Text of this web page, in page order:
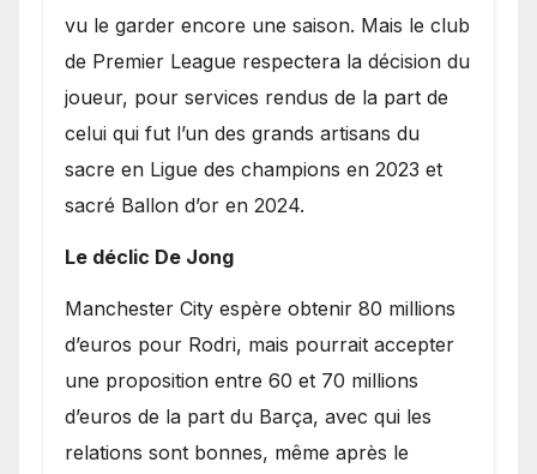
vu le garder encore une saison. Mais le club
de Premier League respectera la décision du
joueur, pour services rendus de la part de
celui qui fut l’un des grands artisans du
sacre en Ligue des champions en 2023 et
sacré Ballon d’or en 2024.
Le déclic De Jong
​Manchester City espère obtenir 80 millions
d’euros pour Rodri, mais pourrait accepter
une proposition entre 60 et 70 millions
d’euros de la part du Barça, avec qui les
relations sont bonnes, même après le